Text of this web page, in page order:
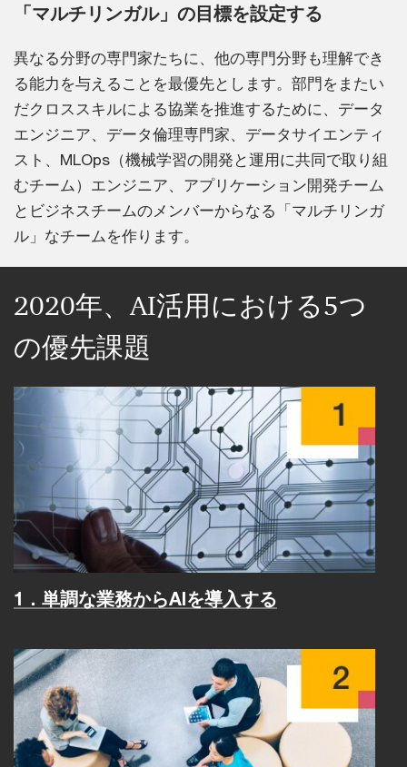
「マルチリンガル」の目標を設定する
異なる分野の専門家たちに、他の専門分野も理解でき
る能力を与えることを最優先とします。部門をまたい
だクロススキルによる協業を推進するために、データ
エンジニア、データ倫理専門家、データサイエンティ
スト、MLOps（機械学習の開発と運用に共同で取り組
むチーム）エンジニア、アプリケーション開発チーム
とビジネスチームのメンバーからなる「マルチリンガ
ル」なチームを作ります。
2020年、AI活用における5つ
の優先課題
1．単調な業務からAIを導入する